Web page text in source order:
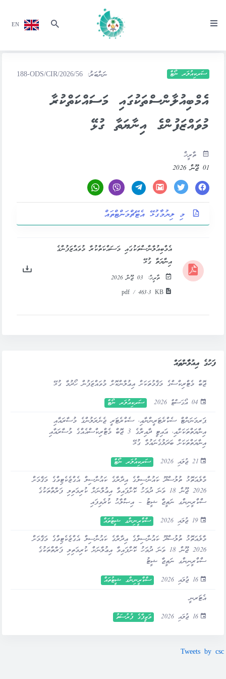
EN
ސަރކިއުލަރ ނޯޓް ނަންބަރު: 188-ODS/CIR/2026/56
އެމްބިއުލާންސްތަކުގައި މަސައްކަތްކުރާ
މުވައްޒަފުންގެ އިނާޔަތާ ގުޅޭ
ތާރީޚް
01 ޖޫން 2026
މި ލިޔުމާގުޅޭ އެޓޭޗްމަންޓްތައް
އެމްބިއުލާންސްތަކުގައި މަސައްކަތްކުރާ މުވައްޒަފުންގެ
އިނާޔަތާ ގުޅޭ
ތާރީޚް:
03 ޖޫން 2026
pdf / 463.3 KB
ފަހުގެ އިއުލާންތައް
ޖޮބް މެޓްރިކްސްގެ މަޤާމުތަކަށް އިޢުލާންކޮށް މުވައްޒަފުން ހޯދުމާ ގުޅޭ
04 އޯގަސްޓް 2026 ސަރކިއުލަރ ނޯޓް
ޕަރމަނަންޓް ސެކްރެޓަރީންނާއި، ސެކްރެޓަރީ ޖެނެރަލުންގެ މުސާރައާއި
އިނާޔަތްތަކަށާއި، އައިޓީ ދާއިރާގެ 3 ޖޮބް މެޓްރިކްސްއެއްގެ މުސާރައާއި
އިނާޔަތްތަކަށް ބަދަލުގެނައުމާ ގުޅޭ
21 ޖުލައި 2026 ސަރކިއުލަރ ނޯޓް
މާލެއަތޮޅު ތުލުސްދޫ ކައުންސިލްގެ އިދާރާގެ ކައުންސިލް އެގްޒެކެޓިވްގެ މަޤާމަށް
2026 ޖޫން 18 ވަނަ ދުވަހު ކޮށްފައިވާ އިޢުލާނަށް ކުރިމަތިލި ފަރާތްތަކުގެ
ސްކްރީނިންގ ނަތީޖާ ޝީޓު – އިޞްލާޙު ކުރެވިފައި
19 ޖުލައި 2026 ސްކްރީނިންގ ޝީޓުތައް
މާލެއަތޮޅު ތުލުސްދޫ ކައުންސިލްގެ އިދާރާގެ ކައުންސިލް އެގްޒެކެޓިވްގެ މަޤާމަށް
2026 ޖޫން 18 ވަނަ ދުވަހު ކޮށްފައިވާ އިޢުލާނަށް ކުރިމަތިލި ފަރާތްތަކުގެ
ސްކްރީނިންގ ނަތީޖާ ޝީޓު
16 ޖުލައި 2026 ސްކްރީނިންގ ޝީޓުތައް
އެޓަރނީ
16 ޖުލައި 2026 ވަޒީފާގެ ފުރުސަތު
Tweets by csc